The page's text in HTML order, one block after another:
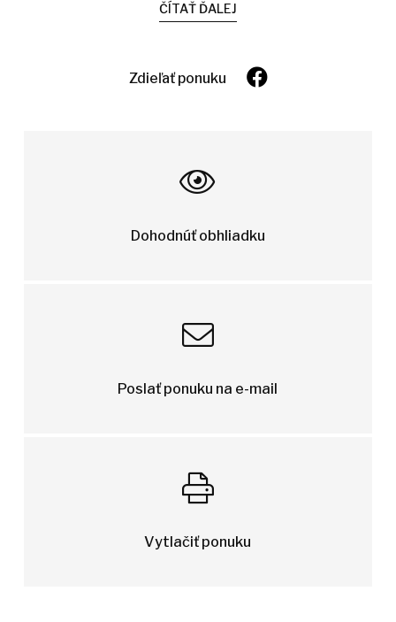
ČÍTAŤ ĎALEJ
Zdieľať ponuku
Dohodnúť obhliadku
Poslať ponuku na e-mail
Vytlačiť ponuku